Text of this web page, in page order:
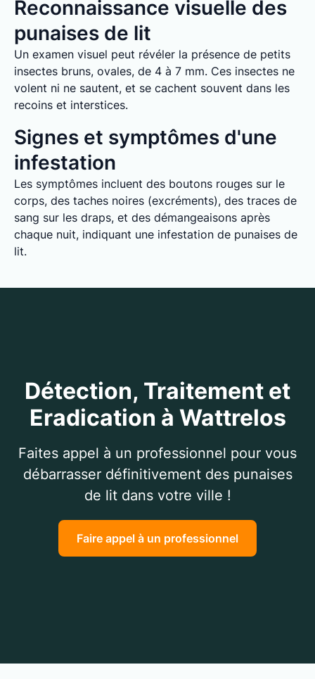
Reconnaissance visuelle des
punaises de lit
Un examen visuel peut révéler la présence de petits
insectes bruns, ovales, de 4 à 7 mm. Ces insectes ne
volent ni ne sautent, et se cachent souvent dans les
recoins et interstices.
Signes et symptômes d'une
infestation
Les symptômes incluent des boutons rouges sur le
corps, des taches noires (excréments), des traces de
sang sur les draps, et des démangeaisons après
chaque nuit, indiquant une infestation de punaises de
lit.
Détection, Traitement et
Eradication à Wattrelos
Faites appel à un professionnel pour vous
débarrasser définitivement des punaises
de lit dans votre ville !
Faire appel à un professionnel